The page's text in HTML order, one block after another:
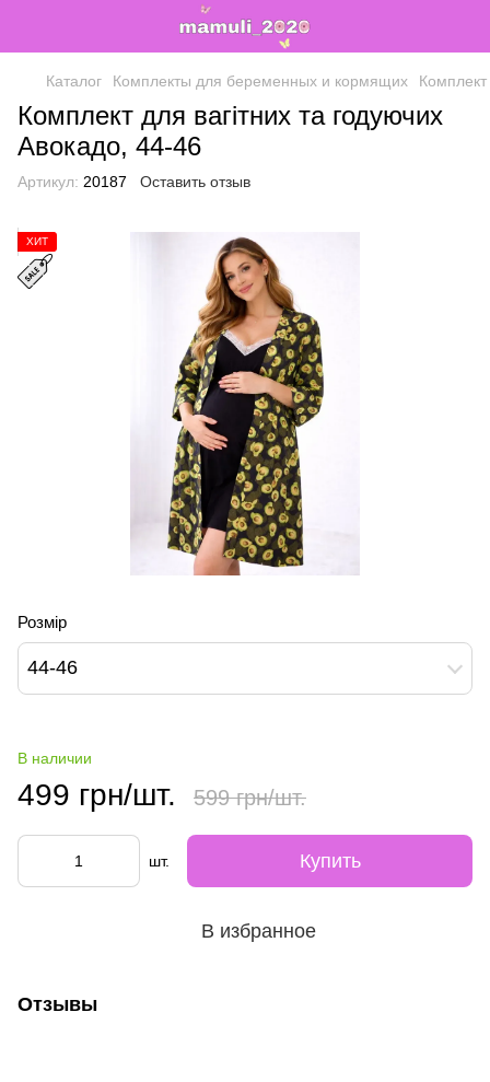
Каталог Комплекты для беременных и кормящих Комплект
Комплект для вагітних та годуючих
Авокадо, 44-46
Артикул: 20187 Оставить отзыв
ХИТ
Розмір
44-46
В наличии
499 грн/шт. 599 грн/шт.
шт. Купить
В избранное
Отзывы